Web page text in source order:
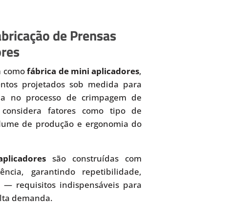
de Prensas
comofábrica de mini aplicadores,
projetados sob medida para
no processo de crimpagem de
fatores como tipo de
de produção e ergonomia do
são construídas com
garantindo repetibilidade,
requisitos indispensáveis para
demanda.